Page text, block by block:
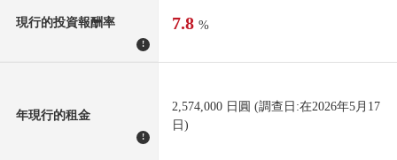
現行的投資報酬率
!
7.8 %
年現行的租金
!
2,574,000 日圓 (調查日:在2026年5月17
日)